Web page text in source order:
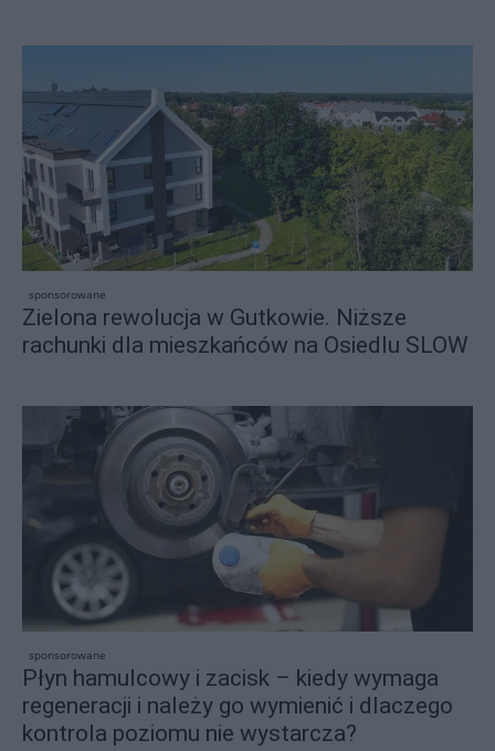
sponsorowane
Zielona rewolucja w Gutkowie. Niższe
rachunki dla mieszkańców na Osiedlu SLOW
sponsorowane
Płyn hamulcowy i zacisk – kiedy wymaga
regeneracji i należy go wymienić i dlaczego
kontrola poziomu nie wystarcza?